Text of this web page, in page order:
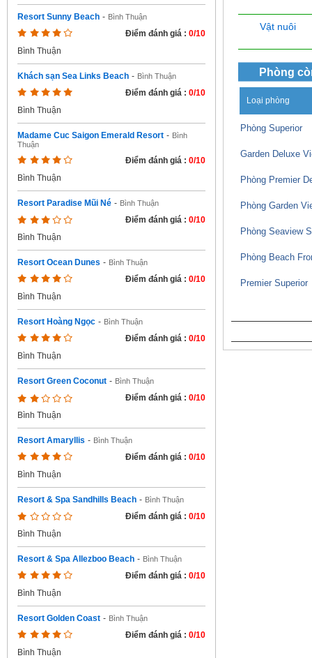
Resort Sunny Beach - Bình Thuận
Điểm đánh giá : 0/10
Bình Thuận
Khách sạn Sea Links Beach - Bình Thuận
Điểm đánh giá : 0/10
Bình Thuận
Madame Cuc Saigon Emerald Resort - Bình
Thuận
Điểm đánh giá : 0/10
Bình Thuận
Resort Paradise Mũi Né - Bình Thuận
Điểm đánh giá : 0/10
Bình Thuận
Resort Ocean Dunes - Bình Thuận
Điểm đánh giá : 0/10
Bình Thuận
Resort Hoàng Ngọc - Bình Thuận
Điểm đánh giá : 0/10
Bình Thuận
Resort Green Coconut - Bình Thuận
Điểm đánh giá : 0/10
Bình Thuận
Resort Amaryllis - Bình Thuận
Điểm đánh giá : 0/10
Bình Thuận
Resort & Spa Sandhills Beach - Bình Thuận
Điểm đánh giá : 0/10
Bình Thuận
Resort & Spa Allezboo Beach - Bình Thuận
Điểm đánh giá : 0/10
Bình Thuận
Resort Golden Coast - Bình Thuận
Điểm đánh giá : 0/10
Bình Thuận
Vật nuôi
Phòng
Loại phòng
Phòng Superior
Garden Deluxe
Phòng Premier
Phòng Garden
Phòng Seaview
Phòng Beach
Premier Superior